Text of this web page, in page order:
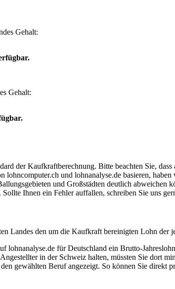
Gehalt:
Gehalt:
der Kaufkraftberechnung. Bitte beachten Sie,
lohncomputer.ch und lohnanalyse.de basieren,
und Großstädten deutlich abweichen
Ihnen ein Fehler auffallen, schreiben Sie uns
Landes den um die Kaufkraft bereinigten Lohn der
lohnanalyse.de für Deutschland ein Brutto-
in der Schweiz halten, müssten Sie dort
gewählten Beruf angezeigt. So können Sie